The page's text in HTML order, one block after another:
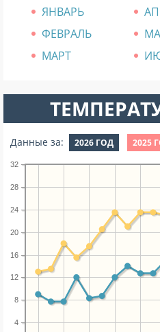
ЯНВАРЬ
ФЕВРАЛЬ
МАРТ
Данные за: 2026 ГОД 2025
4
8
12
16
20
24
28
32